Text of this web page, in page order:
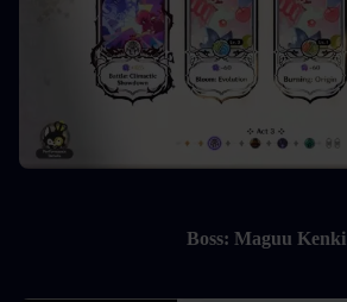
Boss: Maguu Kenki